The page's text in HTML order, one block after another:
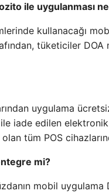
ile uygulanması
kullanacağı
tüketiciler
uygulama
iade edilen
tüm POS
mi?
mobil uygulama